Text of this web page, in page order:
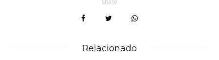
Relacionado